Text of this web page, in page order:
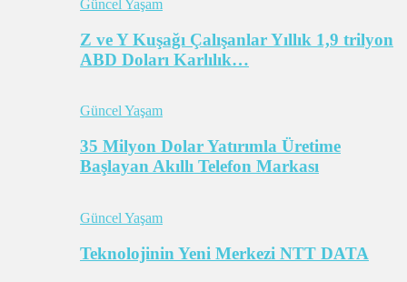
Güncel Yaşam
Z ve Y Kuşağı Çalışanlar Yıllık 1,9 trilyon
ABD Doları Karlılık…
Güncel Yaşam
35 Milyon Dolar Yatırımla Üretime
Başlayan Akıllı Telefon Markası
Güncel Yaşam
Teknolojinin Yeni Merkezi NTT DATA